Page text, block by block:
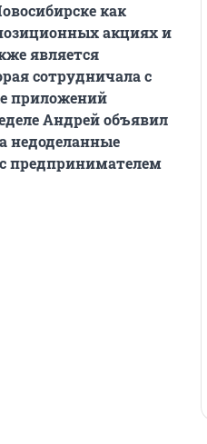
как
акциях и
является
сотрудничала с
приложений
Андрейобъявил
недоделанные
предпринимателем